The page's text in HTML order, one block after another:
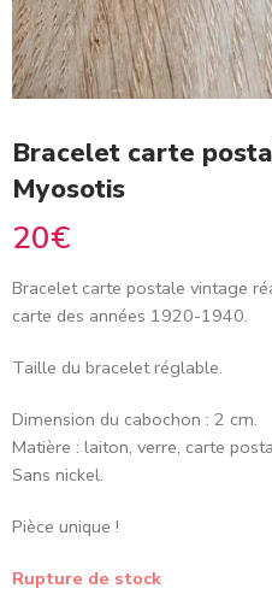
Bracelet carte
Myosotis
20€
Bracelet carte postale vintage
carte des années 1920-1940.
Taille du bracelet réglable.
Dimension du cabochon : 2 cm.
Matière : laiton, verre, carte
Sans nickel.
Pièce unique !
Rupture de stock